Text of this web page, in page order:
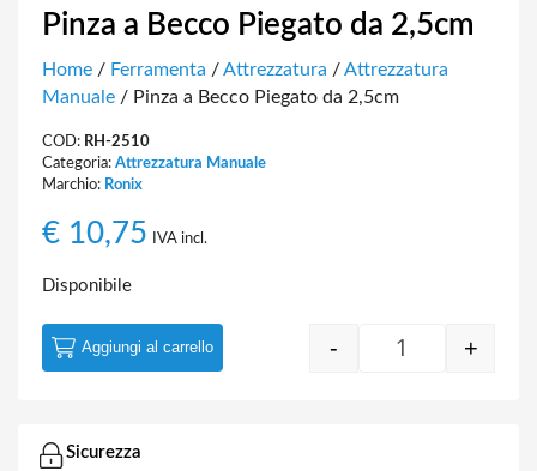
Pinza a Becco Piegato da 2,5cm
Home / Ferramenta /Attrezzatura /Attrezzatura
Manuale / Pinza a Becco Piegato da 2,5cm
COD: RH-2510
Categoria: Attrezzatura Manuale
Marchio: Ronix
€ 10,75 IVA incl.
Disponibile
Pinza a Becco
- +
Aggiungi al carrello
Sicurezza